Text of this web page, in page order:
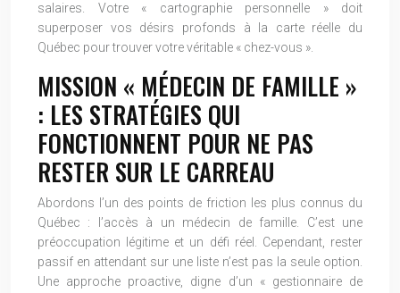
salaires. Votre « cartographie personnelle » doit
superposer vos désirs profonds à la carte réelle du
Québec pour trouver votre véritable « chez-vous ».
MISSION « MÉDECIN DE FAMILLE »
: LES STRATÉGIES QUI
FONCTIONNENT POUR NE PAS
RESTER SUR LE CARREAU
Abordons l’un des points de friction les plus connus du
Québec : l’accès à un médecin de famille. C’est une
préoccupation légitime et un défi réel. Cependant, rester
passif en attendant sur une liste n’est pas la seule option.
Une approche proactive, digne d’un « gestionnaire de